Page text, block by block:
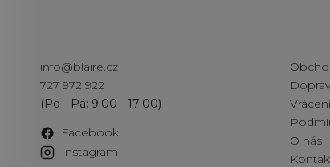
info@blaire.cz
727 972 922
Facebook
Instagram
O nás